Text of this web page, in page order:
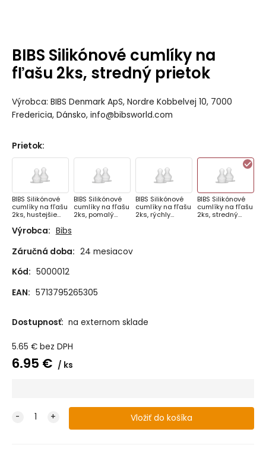
BIBS Silikónové cumlíky na
fľašu 2ks, stredný prietok
Výrobca: BIBS Denmark ApS, Nordre Kobbelvej 10, 7000
Fredericia, Dánsko, info@bibsworld.com
Prietok:
BIBS Silikónové
cumlíky na fľašu
2ks, hustejšie
BIBS Silikónové
cumlíky na fľašu
2ks, pomalý
BIBS Silikónové
cumlíky na fľašu
2ks, rýchly
BIBS Silikónové
cumlíky na fľašu
2ks, stredný
Výrobca: Bibs
Záručná doba: 24 mesiacov
Kód: 5000012
EAN: 5713795265305
Dostupnosť: na externom sklade
5.65 € bez DPH
6.95 € ks